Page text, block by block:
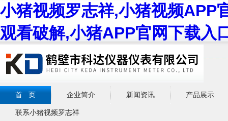
小猪视频罗志祥,小猪视频APP
观看破解,小猪APP官网下载入
首 页 企业简介 新闻资讯 产品展示
联系小猪视频罗志祥